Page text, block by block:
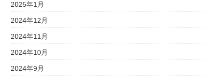
2025年1月
2024年12月
2024年11月
2024年10月
2024年9月